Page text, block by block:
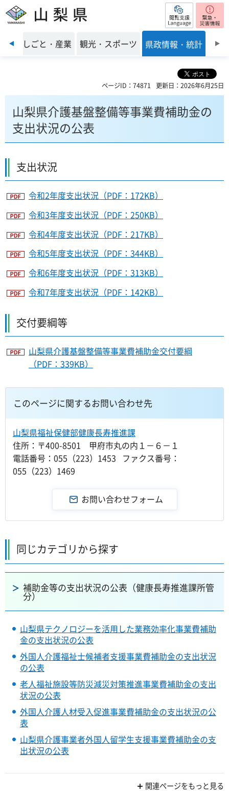
山梨県 閲覧支援
前のスライドを表示
境 しごと・産業 観光・スポーツ 県政情報・統計
ページID：74871 更新日：2026年6月25日
山梨県介護基盤整備等事業費補助金の
支出状況の公表
支出状況
令和2年度支出状況（PDF：172KB）
令和3年度支出状況（PDF：250KB）
令和4年度支出状況（PDF：217KB）
令和5年度支出状況（PDF：344KB）
令和6年度支出状況（PDF：313KB）
令和7年度支出状況（PDF：142KB）
交付要綱等
山梨県介護基盤整備等事業費補助金交付要綱
（PDF：339KB）
このページに関するお問い合わせ先
山梨県福祉保健部健康長寿推進課
住所：〒400-8501 甲府市丸の内１－６－１
電話番号：055（223）1453 ファクス番号：
055（223）1469
同じカテゴリから探す
補助金等の支出状況の公表（健康長寿推進課所管
分）
山梨県テクノロジーを活用した業務効率化事業費補助
金の支出状況の公表
外国人介護福祉士候補者支援事業費補助金の支出状況
の公表
老人福祉施設等防災減災対策推進事業費補助金の支出
状況の公表
外国人介護人材受入促進事業費補助金の支出状況の公
表
山梨県介護事業者外国人留学生支援事業費補助金の支
出状況の公表
関連ページをもっと見る